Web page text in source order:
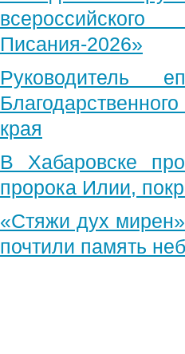
Писания-2026»
Руководитель
края
В Хабаровске
пророка Илии,
«Стяжи дух
почтили память